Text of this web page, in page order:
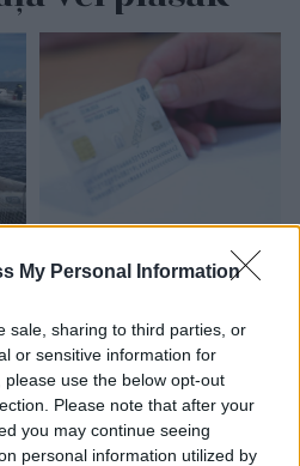
My Personal Information
sale, sharing to third parties, or
or sensitive information for
use the below opt-out
Please note that after your
you may continue seeing
personal information utilized by
Vai būs jātaisa jauna
eID karte? LVRTC atbild
gada beigās daļai
sabiedrības
gaidāmajām
pārmaiņām